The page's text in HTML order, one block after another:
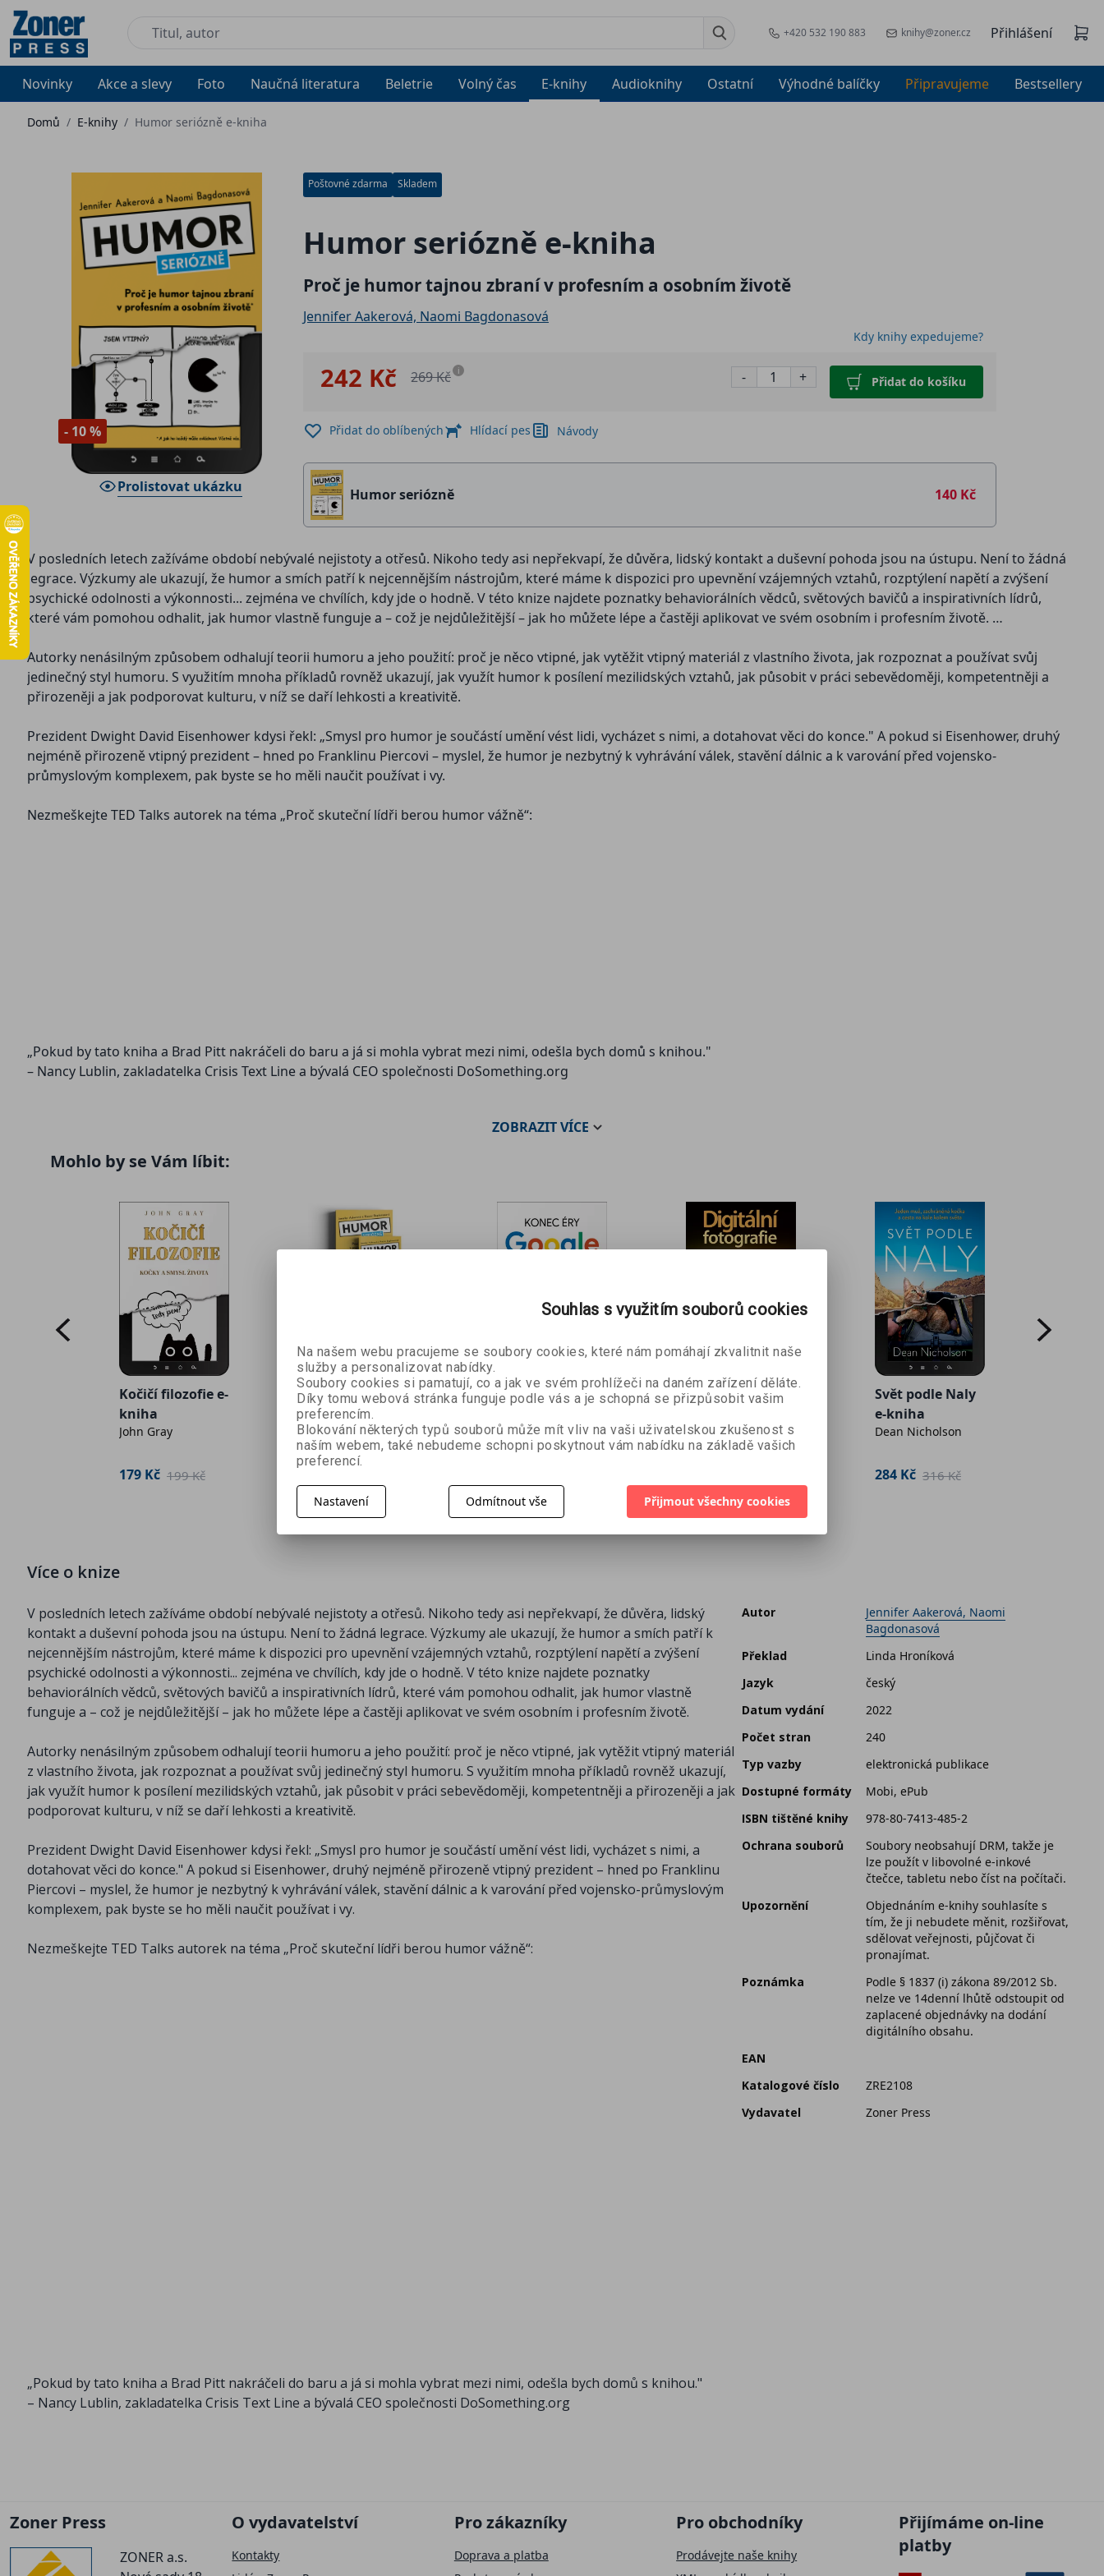
+420 532 190 883 knihy@zoner.cz Přihlášení
Novinky Akce a slevy Foto Naučná literatura Beletrie Volný čas E-knihy Audioknihy Ostatní Výhodné balíčky Připravujeme Bestsellery
Domů / E-knihy / Humor seriózně e-kniha
- 10 %
Prolistovat ukázku
Poštovné zdarma Skladem
Humor seriózně e-kniha
Proč je humor tajnou zbraní v profesním a osobním životě
Jennifer Aakerová, Naomi Bagdonasová
Kdy knihy expedujeme?
242 Kč 269 Kč i - + Přidat do košíku
Přidat do oblíbených Hlídací pes Návody
Humor seriózně 140 Kč
V posledních letech zažíváme období nebývalé nejistoty a otřesů. Nikoho tedy asi nepřekvapí, že důvěra, lidský kontakt a duševní pohoda jsou na ústupu. Není to žádná
legrace. Výzkumy ale ukazují, že humor a smích patří k nejcennějším nástrojům, které máme k dispozici pro upevnění vzájemných vztahů, rozptýlení napětí a zvýšení
psychické odolnosti a výkonnosti... zejména ve chvílích, kdy jde o hodně. V této knize najdete poznatky behaviorálních vědců, světových bavičů a inspirativních lídrů,
které vám pomohou odhalit, jak humor vlastně funguje a – což je nejdůležitější – jak ho můžete lépe a častěji aplikovat ve svém osobním i profesním životě.
Autorky nenásilným způsobem odhalují teorii humoru a jeho použití: proč je něco vtipné, jak vytěžit vtipný materiál z vlastního života, jak rozpoznat a používat svůj
jedinečný styl humoru. S využitím mnoha příkladů rovněž ukazují, jak využít humor k posílení mezilidských vztahů, jak působit v práci sebevědoměji, kompetentněji a
přirozeněji a jak podporovat kulturu, v níž se daří lehkosti a kreativitě.
Prezident Dwight David Eisenhower kdysi řekl: „Smysl pro humor je součástí umění vést lidi, vycházet s nimi, a dotahovat věci do konce." A pokud si Eisenhower, druhý
nejméně přirozeně vtipný prezident – hned po Franklinu Piercovi – myslel, že humor je nezbytný k vyhrávání válek, stavění dálnic a k varování před vojensko-
průmyslovým komplexem, pak byste se ho měli naučit používat i vy.
Nezmeškejte TED Talks autorek na téma „Proč skuteční lídři berou humor vážně“:
„Pokud by tato kniha a Brad Pitt nakráčeli do baru a já si mohla vybrat mezi nimi, odešla bych domů s knihou."
– Nancy Lublin, zakladatelka Crisis Text Line a bývalá CEO společnosti DoSomething.org
ZOBRAZITVÍCE
Mohlo by se Vám líbit:
Kočičí filozofie e-
kniha
John Gray
179 Kč 199 Kč
+ e-kniha
Jennifer Aakerová,
Naomi
Bagdonasová
433 Kč 618 Kč
Konec éry
George Gilder
Digitální
kniha
Scott Kelby
Svět podle Naly
e-kniha
Dean Nicholson
284 Kč 316 Kč
Více o knize
V posledních letech zažíváme období nebývalé nejistoty a otřesů. Nikoho tedy asi nepřekvapí, že důvěra, lidský
kontakt a duševní pohoda jsou na ústupu. Není to žádná legrace. Výzkumy ale ukazují, že humor a smích patří k
nejcennějším nástrojům, které máme k dispozici pro upevnění vzájemných vztahů, rozptýlení napětí a zvýšení
psychické odolnosti a výkonnosti... zejména ve chvílích, kdy jde o hodně. V této knize najdete poznatky
behaviorálních vědců, světových bavičů a inspirativních lídrů, které vám pomohou odhalit, jak humor vlastně
funguje a – což je nejdůležitější – jak ho můžete lépe a častěji aplikovat ve svém osobním i profesním životě.
Autorky nenásilným způsobem odhalují teorii humoru a jeho použití: proč je něco vtipné, jak vytěžit vtipný materiál
z vlastního života, jak rozpoznat a používat svůj jedinečný styl humoru. S využitím mnoha příkladů rovněž ukazují,
jak využít humor k posílení mezilidských vztahů, jak působit v práci sebevědoměji, kompetentněji a přirozeněji a jak
podporovat kulturu, v níž se daří lehkosti a kreativitě.
Prezident Dwight David Eisenhower kdysi řekl: „Smysl pro humor je součástí umění vést lidi, vycházet s nimi, a
dotahovat věci do konce." A pokud si Eisenhower, druhý nejméně přirozeně vtipný prezident – hned po Franklinu
Piercovi – myslel, že humor je nezbytný k vyhrávání válek, stavění dálnic a k varování před vojensko-průmyslovým
komplexem, pak byste se ho měli naučit používat i vy.
Nezmeškejte TED Talks autorek na téma „Proč skuteční lídři berou humor vážně“:
„Pokud by tato kniha a Brad Pitt nakráčeli do baru a já si mohla vybrat mezi nimi, odešla bych domů s knihou."
– Nancy Lublin, zakladatelka Crisis Text Line a bývalá CEO společnosti DoSomething.org
Autor
Jennifer Aakerová, Naomi
Bagdonasová
Překlad
Linda Hroníková
Jazyk
český
Datum vydání
2022
Počet stran
240
Typ vazby
elektronická publikace
Dostupné formáty
Mobi, ePub
ISBN tištěné knihy
978-80-7413-485-2
Ochrana souborů
Soubory neobsahují DRM, takže je
lze použít v libovolné e-inkové
čtečce, tabletu nebo číst na počítači.
Upozornění
Objednáním e-knihy souhlasíte s
tím, že ji nebudete měnit, rozšiřovat,
sdělovat veřejnosti, půjčovat či
pronajímat.
Poznámka
Podle § 1837 (i) zákona 89/2012 Sb.
nelze ve 14denní lhůtě odstoupit od
zaplacené objednávky na dodání
digitálního obsahu.
EAN
Katalogové číslo
ZRE2108
Vydavatel
Zoner Press
Zoner Press
ZONER a.s.
O vydavatelství
Kontakty
Pro zákazníky
Doprava a platba
Pro obchodníky
Prodávejte naše knihy
Přijímáme on-line
platby
Souhlas s využitím souborů cookies
Na našem webu pracujeme se soubory cookies, které nám pomáhají zkvalitnit naše
služby a personalizovat nabídky.
Soubory cookies si pamatují, co a jak ve svém prohlížeči na daném zařízení děláte.
Díky tomu webová stránka funguje podle vás a je schopná se přizpůsobit vašim
preferencím.
Blokování některých typů souborů může mít vliv na vaši uživatelskou zkušenost s
naším webem, také nebudeme schopni poskytnout vám nabídku na základě vašich
preferencí.
Nastavení Odmítnout vše Přijmout všechny cookies